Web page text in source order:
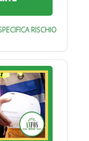
RISCHIO